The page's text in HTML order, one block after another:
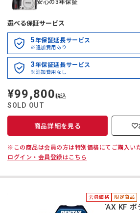
安心の3年保証
選べる保証サービス
5年保証延長サービス
※追加費用あり
3年保証延長サービス
※追加費用なし
定
価
¥99,800税込
SOLD OUT
商品詳細を見る
※この商品は会員の方は特別価格にてご購入いた
ログイン・会員登録はこちら
会員価格 限定商品
PENTAX KF